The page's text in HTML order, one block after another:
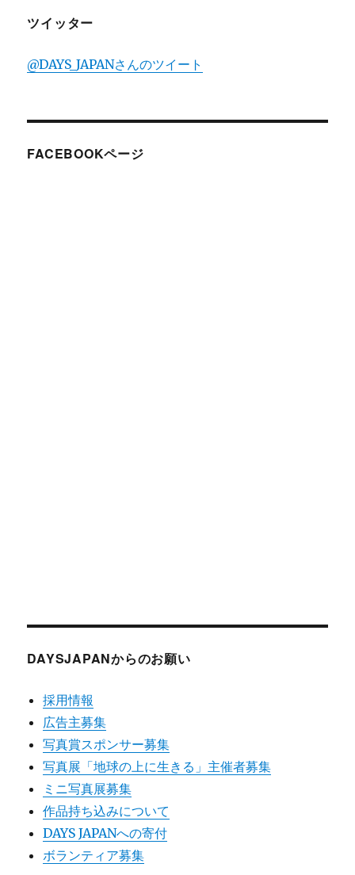
ツイッター
@DAYS_JAPANさんのツイート
FACEBOOKページ
DAYSJAPANからのお願い
採用情報
広告主募集
写真賞スポンサー募集
写真展「地球の上に生きる」主催者募集
ミニ写真展募集
作品持ち込みについて
DAYS JAPANへの寄付
ボランティア募集